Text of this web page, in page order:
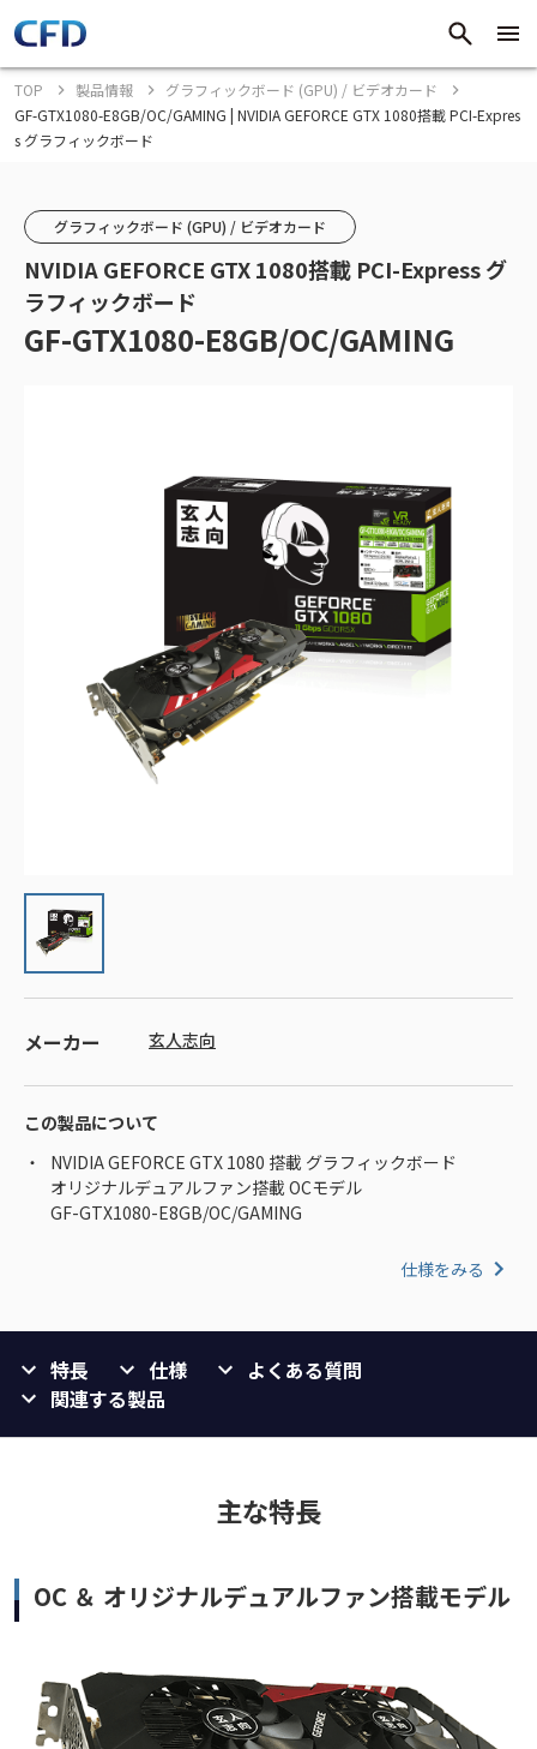
TOP 製品情報
グラフィックボード (GPU) / ビデオカード
GF-GTX1080-E8GB/OC/GAMING | NVIDIA GEFORCE GTX 1080搭載 PCI-Expres
s グラフィックボード
グラフィックボード (GPU) / ビデオカード
NVIDIA GEFORCE GTX 1080搭載 PCI-Express グ
ラフィックボード
GF-GTX1080-E8GB/OC/GAMING
メーカー 玄人志向
この製品について
NVIDIA GEFORCE GTX 1080 搭載 グラフィックボード
オリジナルデュアルファン搭載 OCモデル
GF-GTX1080-E8GB/OC/GAMING
仕様をみる
特長 仕様
よくある質問
関連する製品
主な特長
OC ＆ オリジナルデュアルファン搭載モデル